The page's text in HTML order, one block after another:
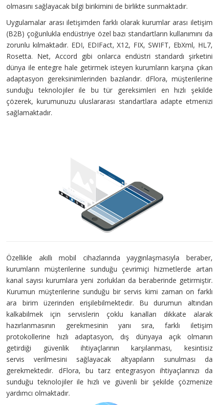
olmasını sağlayacak bilgi birikimini de birlikte sunmaktadır.
Uygulamalar arası iletişimden farklı olarak kurumlar arası iletişim
(B2B) çoğunlukla endüstriye özel bazı standartların kullanımını da
zorunlu kılmaktadır. EDI, EDIFact, X12, FIX, SWIFT, EbXml, HL7,
Rosetta. Net, Accord gibi onlarca endüstri standardı şirketini
dünya ile entegre hale getirmek isteyen kurumların karşına çıkan
adaptasyon gereksinimlerinden bazılarıdır. dFlora, müşterilerine
sunduğu teknolojiler ile bu tür gereksimleri en hızlı şekilde
çözerek, kurumunuzu uluslararası standartlara adapte etmenizi
sağlamaktadır.
Özellikle akıllı mobil cihazlarında yaygınlaşmasıyla beraber,
kurumların müşterilerine sunduğu çevrimiçi hizmetlerde artan
kanal sayısı kurumlara yeni zorlukları da beraberinde getirmiştir.
Kurumun müşterilerine sunduğu bir servis kimi zaman on farklı
ara birim üzerinden erişilebilmektedir. Bu durumun altından
kalkabilmek için servislerin çoklu kanalları dikkate alarak
hazırlanmasının gerekmesinin yanı sıra, farklı iletişim
protokollerine hızlı adaptasyon, dış dünyaya açık olmanın
getirdiği güvenlik ihtiyaçlarının karşılanması, kesintisiz
servis verilmesini sağlayacak altyapıların sunulması da
gerekmektedir. dFlora, bu tarz entegrasyon ihtiyaçlarınızı da
sunduğu teknolojiler ile hızlı ve güvenli bir şekilde çözmenize
yardımcı olmaktadır.